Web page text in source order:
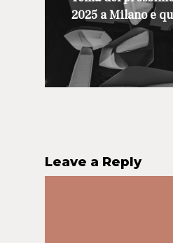
2025 a Milano e
Leave a Reply